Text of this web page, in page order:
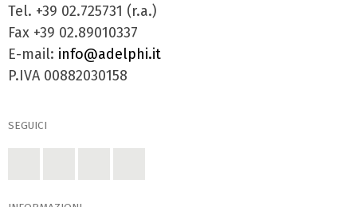
Tel. +39 02.725731 (r.a.)
Fax +39 02.89010337
E-mail: info@adelphi.it
P.IVA 00882030158
SEGUICI